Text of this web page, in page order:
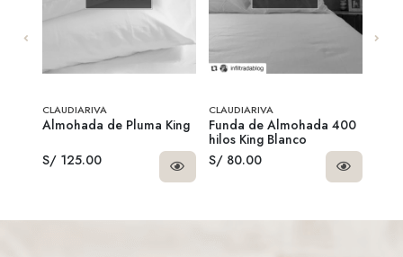
CLAUDIARIVA
Almohada de Pluma King
S/ 125.00
CLAUDIARIVA
Funda de Almohada 400
hilos King Blanco
S/ 80.00